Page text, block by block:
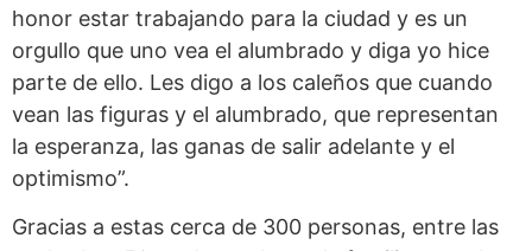
honor estar trabajando para la ciudad y es un
orgullo que uno vea el alumbrado y diga yo hice
parte de ello. Les digo a los caleños que cuando
vean las figuras y el alumbrado, que representan
la esperanza, las ganas de salir adelante y el
optimismo”.
Gracias a estas cerca de 300 personas, entre las